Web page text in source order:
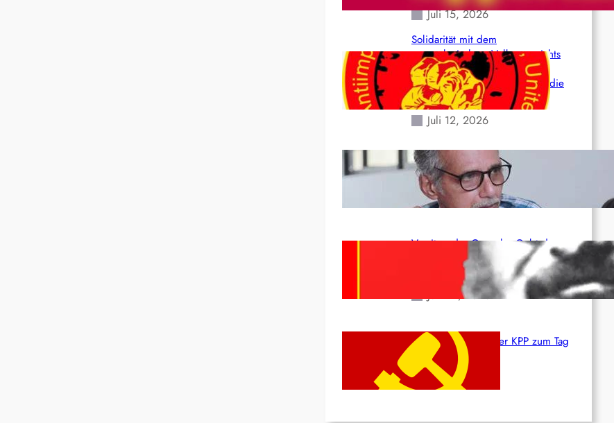
Juli 15, 2026
Solidarität mit dem
venezolanischem Volk angesichts
der verlorenen Leben und der
katastrophalen Situation durch die
Erdbeben des 24. Juni!
Juli 12, 2026
Indien: „Die Politik der
Kapitulation“ von K. Murali (Ajith)
Juli 1, 2026
Vorsitzender Gonzalo: Gebt das
Leben für die Partei und die
Juni 19, 2026
Beschluss des ZK der KPP zum Tag
des Heldentums
Juni 19, 2026